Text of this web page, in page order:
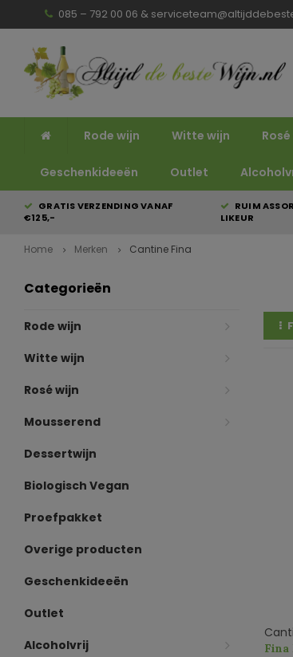
085 – 792 00 06 &
Rode wijn Witte wijn
Geschenkideeën Outlet
GRATIS VERZENDING VANAF
€125,-
RUIM
LIKEUR
Home Merken Cantine Fina
Categorieën
Rode wijn
Witte wijn
Rosé wijn
Mousserend
Dessertwijn
Biologisch Vegan
Proefpakket
Overige producten
Geschenkideeën
Outlet
Alcoholvrij